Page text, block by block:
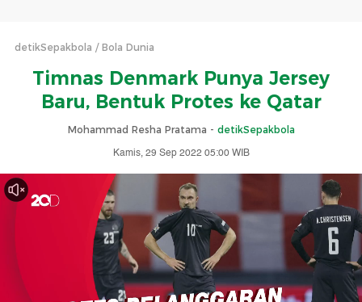
detikSepakbola Bola Dunia
Timnas Denmark Punya Jersey
Baru, Bentuk Protes ke Qatar
Mohammad Resha Pratama - detikSepakbola
Kamis, 29 Sep 2022 05:00 WIB